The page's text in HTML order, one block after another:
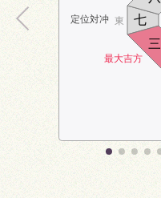
定位対冲
最大吉方
東
七
三